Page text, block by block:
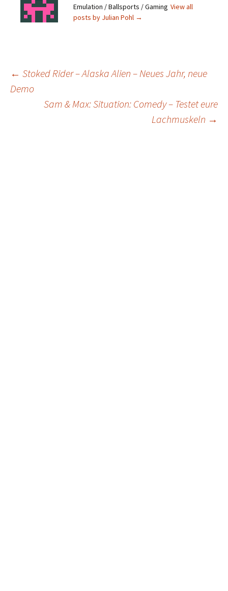
Emulation / Ballsports / Gaming View all
posts by Julian Pohl →
Post
navigation
← Stoked Rider – Alaska Alien – Neues Jahr, neue
Demo
Sam & Max: Situation: Comedy – Testet eure
Lachmuskeln →